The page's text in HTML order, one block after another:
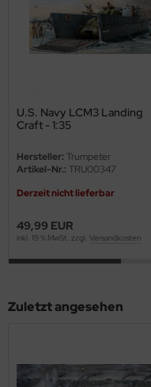
U.S. Navy LCM3 Landing
Craft - 1:35
Hersteller: Trumpeter
Artikel-Nr.: TRU00347
Derzeit nicht lieferbar
49,99 EUR
inkl. 19 % MwSt. zzgl. Versandkosten
Zuletzt angesehen
Wall Hobby
Boss
Models
Model